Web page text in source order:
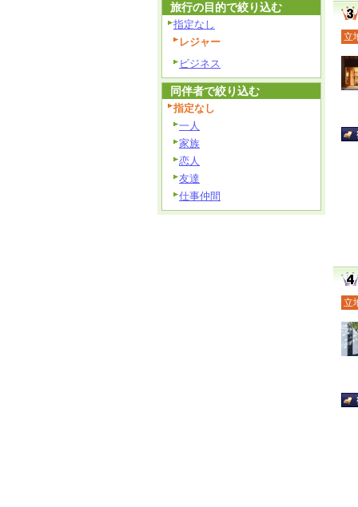
立
立
旅行の目的で絞り込む
指定なし
レジャー
ビジネス
同伴者で絞り込む
指定なし
一人
家族
恋人
友達
仕事仲間